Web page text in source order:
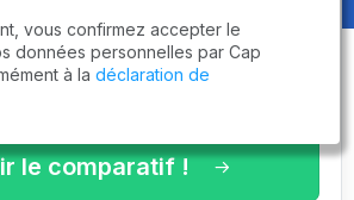
le
comparatif des
adaptés à vos
en 3 minutes !
le comparatif !
vous confirmez accepter le
données personnelles par Cap
à la déclaration de